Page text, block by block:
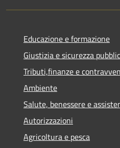
Educazione e formazione
Giustizia e sicurezza
Tributi,finanze e
Ambiente
Salute, benessere e
Autorizzazioni
Agricoltura e pesca